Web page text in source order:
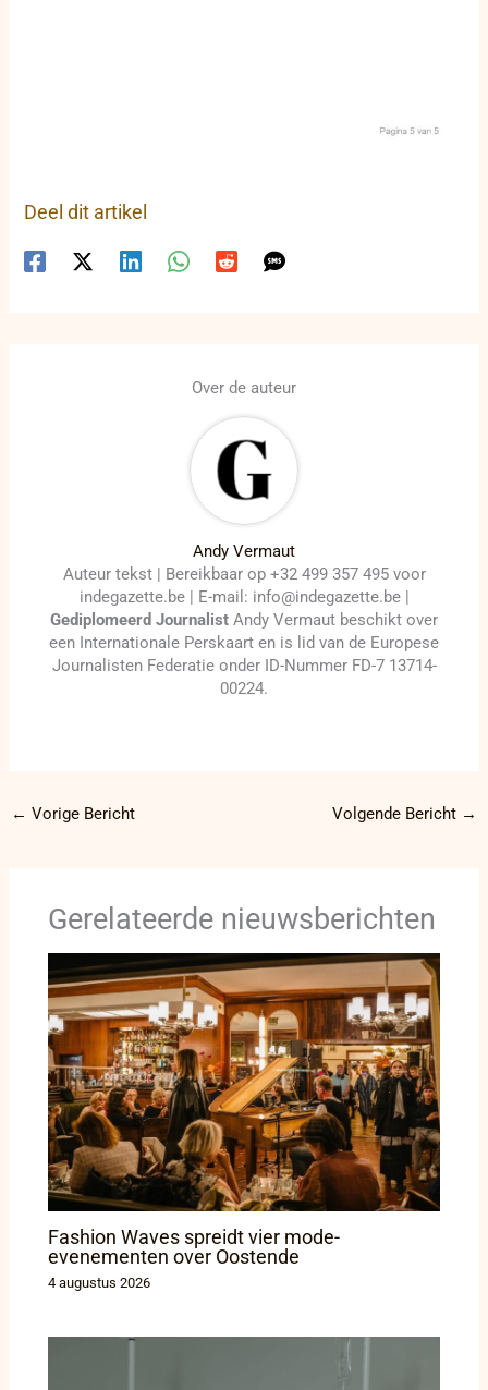
Deel dit artikel
Over de auteur
Andy Vermaut
Auteur tekst | Bereikbaar op +32 499 357 495 voor
indegazette.be | E-mail: info@indegazette.be |
Gediplomeerd Journalist Andy Vermaut beschikt over
een Internationale Perskaart en is lid van de Europese
Journalisten Federatie onder ID-Nummer FD-7 13714-
00224.
← Vorige Bericht Volgende Bericht →
Gerelateerde nieuwsberichten
Fashion Waves spreidt vier mode-
evenementen over Oostende
4 augustus 2026